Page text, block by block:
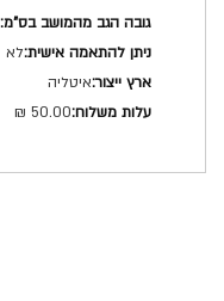
לא
איטליה
50.00 ₪